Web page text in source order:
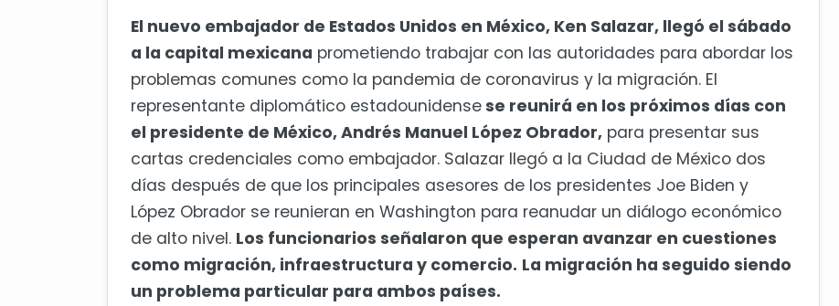
El nuevo embajador de Estados Unidos en México, Ken Salazar, llegó el sábado
a la capital mexicana prometiendo trabajar con las autoridades para abordar los
problemas comunes como la pandemia de coronavirus y la migración. El
representante diplomático estadounidensese reunirá en los próximos días con
el presidente de México, Andrés Manuel López Obrador, para presentar sus
cartas credenciales como embajador. Salazar llegó a la Ciudad de México dos
días después de que los principales asesores de los presidentes Joe Biden y
López Obrador se reunieran en Washington para reanudar un diálogo económico
de alto nivel. Los funcionarios señalaron que esperan avanzar en cuestiones
como migración, infraestructura y comercio. La migración ha seguido siendo
un problema particular para ambos países.